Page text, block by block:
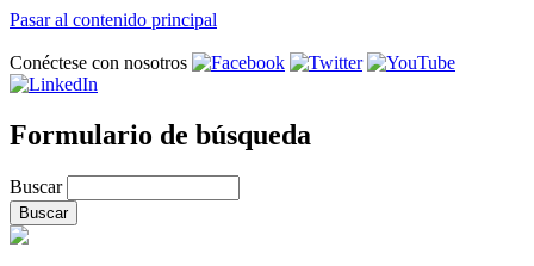
Pasar al contenido principal
Conéctese con nosotros
Formulario de búsqueda
Buscar